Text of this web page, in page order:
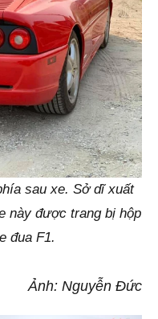
sau xe. Sở dĩ xuất
này được trang bị hộp
đua F1.
Ảnh: Nguyễn Đức